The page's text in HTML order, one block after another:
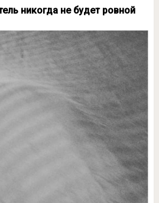
никогда не будет ровной